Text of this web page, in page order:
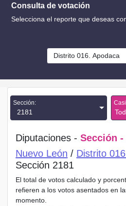
Consulta de votación
Selecciona el reporte que deseas
Distrito 016. Apodaca
Sección:
2181
Diputaciones - Sección
Nuevo León / Distrito
Sección 2181
El total de votos calculado y
refieren a los votos asentados en
momento.